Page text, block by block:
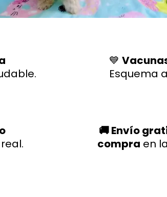
💙
Esquema
🚚 Envío
compra en